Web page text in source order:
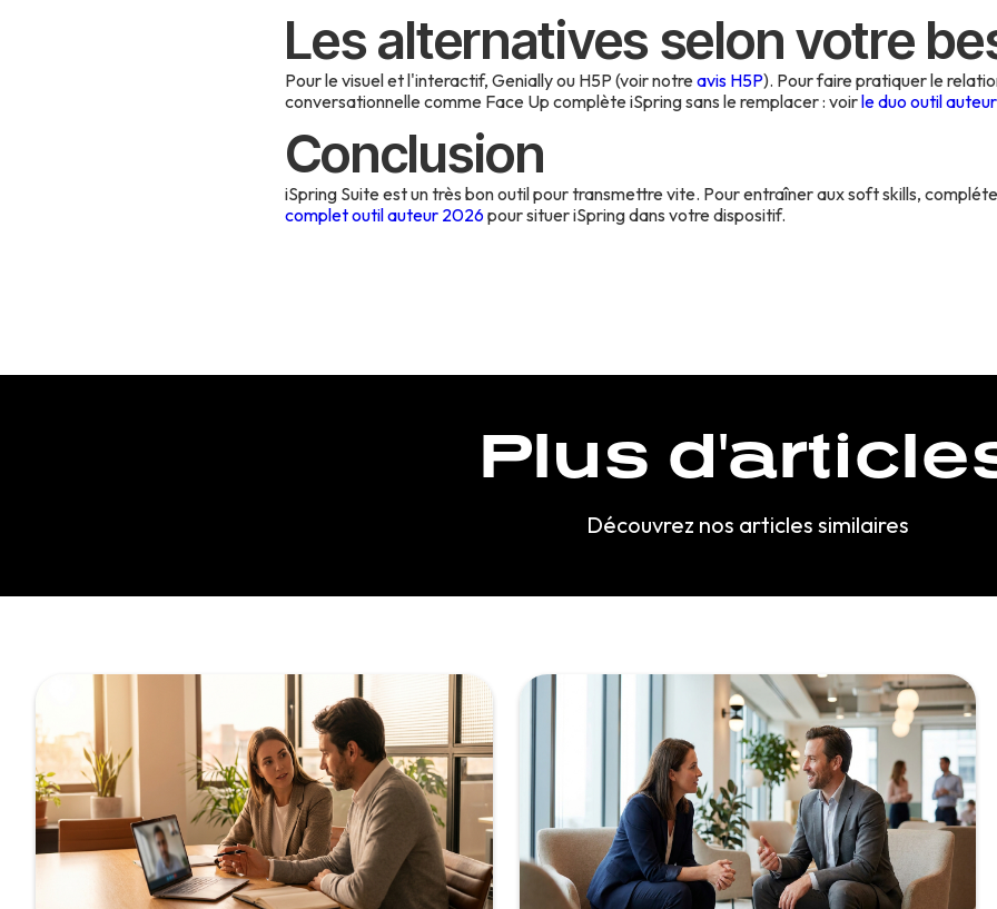
Les alternatives selon votre
Pour le visuel et l'interactif, Genially ou H5P (voir notreavis H5P). Pour faire pratiquer le
conversationnelle comme Face Up complète iSpring sans le remplacer : voirle duo outil
Conclusion
iSpring Suite est un très bon outil pour transmettre vite. Pour entraîner aux soft skills,
complet outil auteur 2026pour situer iSpring dans votre dispositif.
Plus
Découvrez nos articles similaires